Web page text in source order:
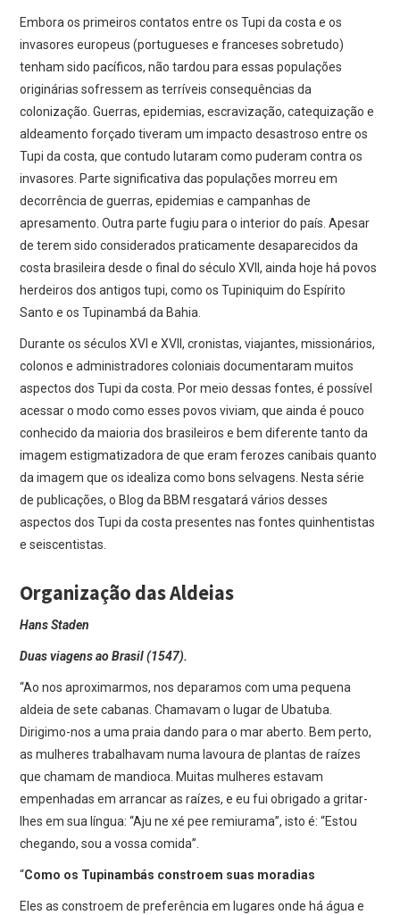
Embora os primeiros contatos entre os Tupi da costa e os
invasores europeus (portugueses e franceses sobretudo)
tenham sido pacíficos, não tardou para essas populações
originárias sofressem as terríveis consequências da
colonização. Guerras, epidemias, escravização, catequização e
aldeamento forçado tiveram um impacto desastroso entre os
Tupi da costa, que contudo lutaram como puderam contra os
invasores. Parte significativa das populações morreu em
decorrência de guerras, epidemias e campanhas de
apresamento. Outra parte fugiu para o interior do país. Apesar
de terem sido considerados praticamente desaparecidos da
costa brasileira desde o final do século XVII, ainda hoje há povos
herdeiros dos antigos tupi, como os Tupiniquim do Espírito
Santo e os Tupinambá da Bahia.
Durante os séculos XVI e XVII, cronistas, viajantes, missionários,
colonos e administradores coloniais documentaram muitos
aspectos dos Tupi da costa. Por meio dessas fontes, é possível
acessar o modo como esses povos viviam, que ainda é pouco
conhecido da maioria dos brasileiros e bem diferente tanto da
imagem estigmatizadora de que eram ferozes canibais quanto
da imagem que os idealiza como bons selvagens. Nesta série
de publicações, o Blog da BBM resgatará vários desses
aspectos dos Tupi da costa presentes nas fontes quinhentistas
e seiscentistas.
Organização das Aldeias
Hans Staden
Duas viagens ao Brasil (1547).
“Ao nos aproximarmos, nos deparamos com uma pequena
aldeia de sete cabanas. Chamavam o lugar de Ubatuba.
Dirigimo-nos a uma praia dando para o mar aberto. Bem perto,
as mulheres trabalhavam numa lavoura de plantas de raízes
que chamam de mandioca. Muitas mulheres estavam
empenhadas em arrancar as raízes, e eu fui obrigado a gritar-
lhes em sua língua: “Aju ne xé pee remiurama”, isto é: “Estou
chegando, sou a vossa comida”.
“Como os Tupinambás constroem suas moradias
Eles as constroem de preferência em lugares onde há água e